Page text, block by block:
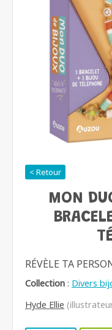
< Retour
MON
RÉVÈLE TA
Collection : Divers
Hyde Ellie